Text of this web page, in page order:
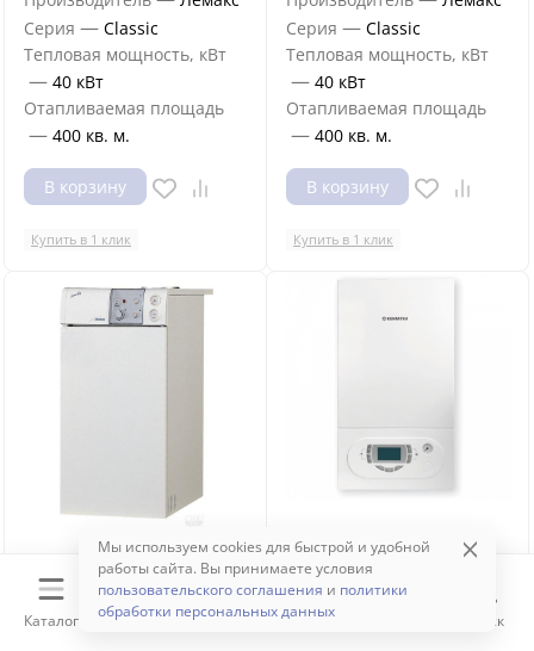
Каталог Корзина Избранное Поиск
Серия — Classic
Тепловая мощность, кВт
— 40 кВт
Отапливаемая площадь
— 400 кв. м.
В корзину
Купить в 1 клик
Серия — Classic
Тепловая мощность, кВт
— 40 кВт
Отапливаемая площадь
— 400 кв. м.
В корзину
Купить в 1 клик
По запросу
Газовый котел SIME RX 37
E
По запросу
Газовый котел Kentatsu
Nobby Balance 40-1CS
Мы используем cookies для быстрой и удобной
работы сайта. Вы принимаете условия
пользовательского соглашения и политики
обработки персональных данных